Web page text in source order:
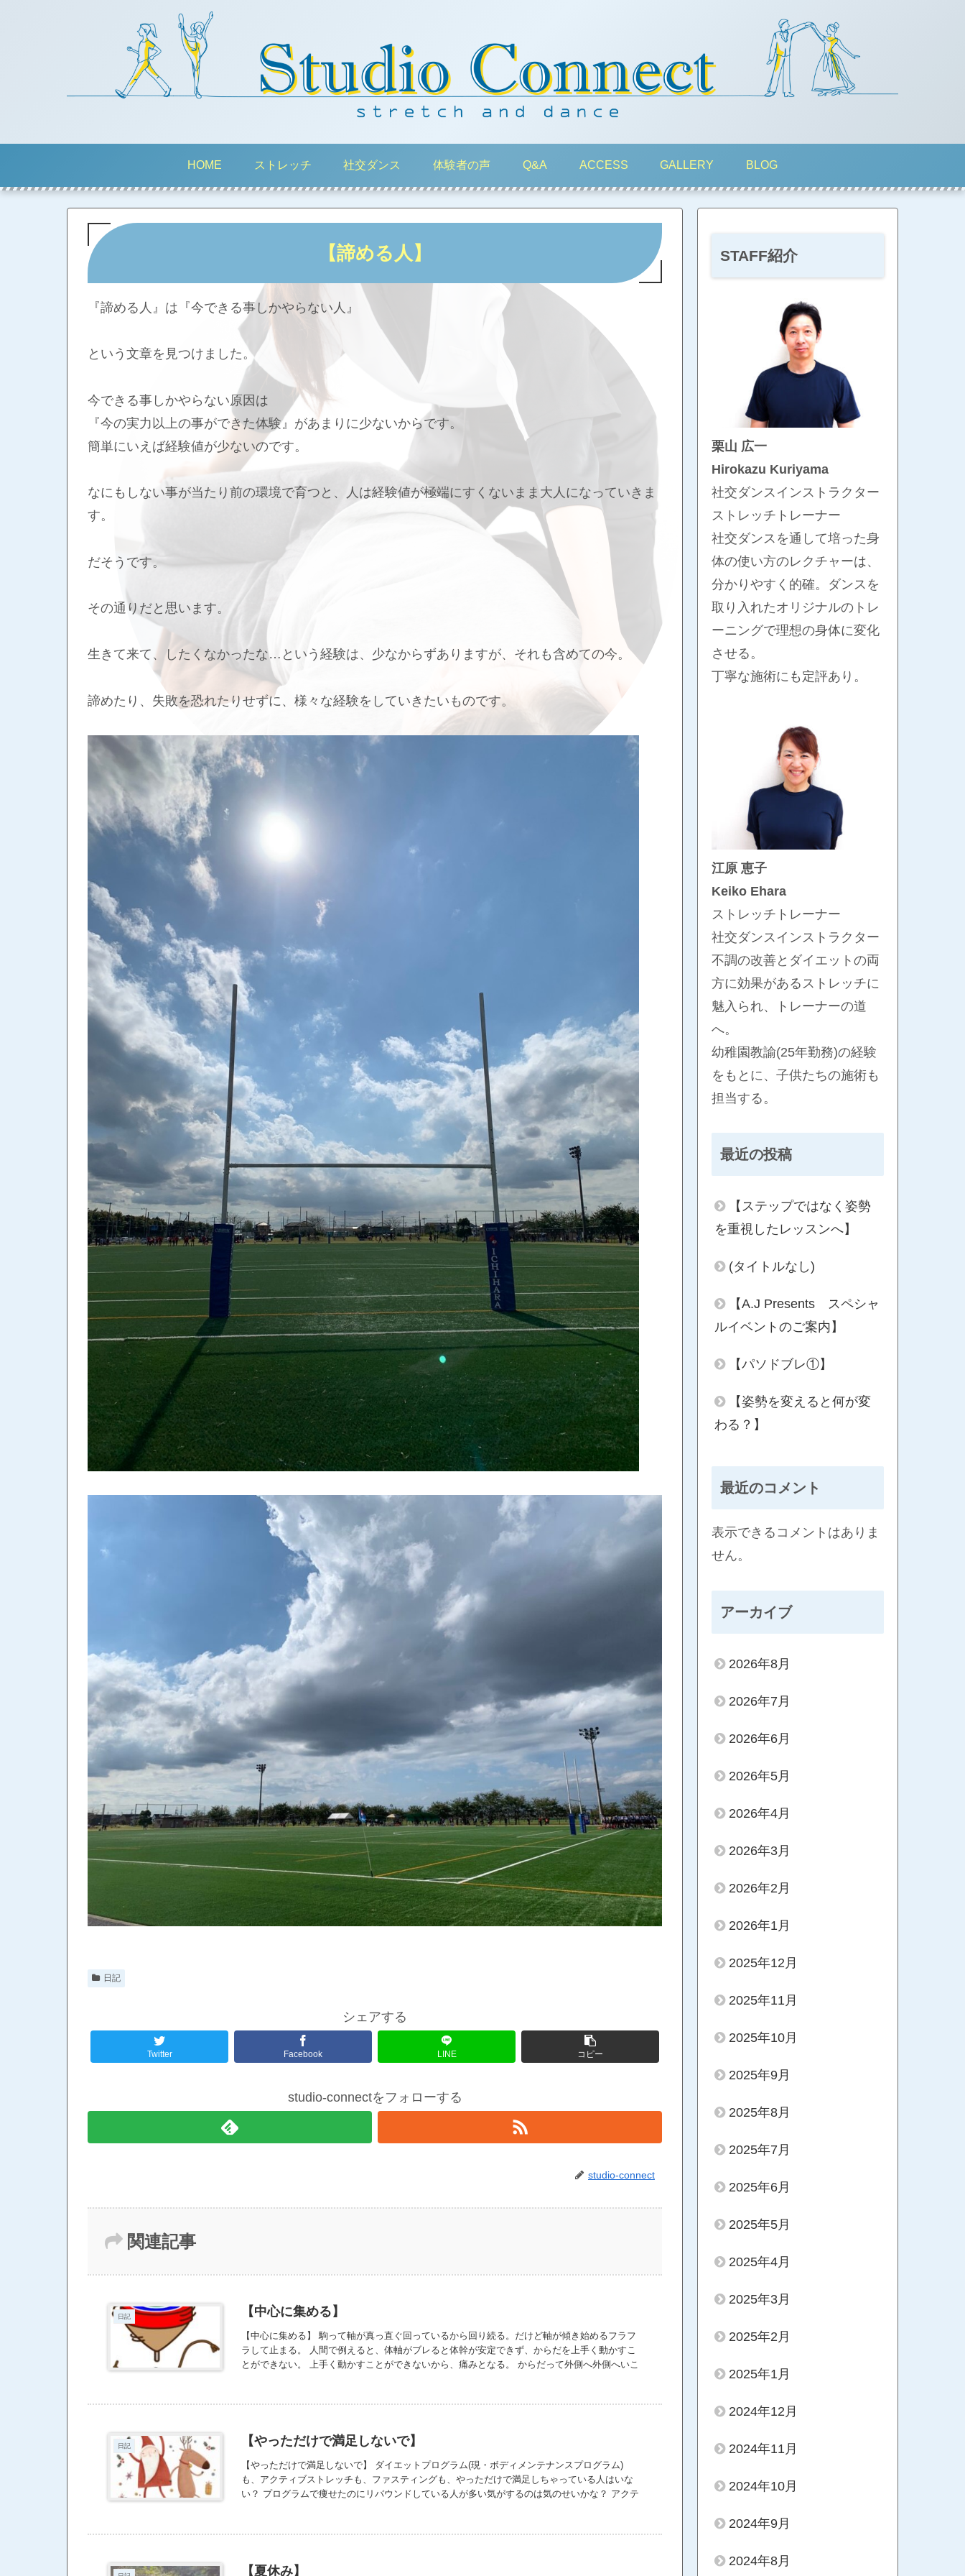
HOME ストレッチ 社交ダンス 体験者の声 Q&A ACCESS GALLERY BLOG
【諦める人】
『諦める人』は『今できる事しかやらない人』
という文章を見つけました。
今できる事しかやらない原因は
『今の実力以上の事ができた体験』があまりに少ないからです。
簡単にいえば経験値が少ないのです。
なにもしない事が当たり前の環境で育つと、人は経験値が極端にすくないまま大人になっていきま
す。
だそうです。
その通りだと思います。
生きて来て、したくなかったな…という経験は、少なからずありますが、それも含めての今。
諦めたり、失敗を恐れたりせずに、様々な経験をしていきたいものです。
日記
シェアする
Twitter Facebook LINE コピー
studio-connectをフォローする
studio-connect
関連記事
日記 【中心に集める】
【中心に集める】 駒って軸が真っ直ぐ回っているから回り続る。だけど軸が傾き始めるフラフ
ラして止まる。 人間で例えると、体軸がブレると体幹が安定できず、からだを上手く動かすこ
とができない。 上手く動かすことができないから、痛みとなる。 からだって外側へ外側へいこ
を回すのもコツがあるけど、中心に集めるのもコツがある。 駒回しができるまで何度も何度も
が咲き始めた。これからしばらくランニングの楽しみが増えるな。
日記 【やっただけで満足しないで】
【やっただけで満足しないで】 ダイエットプログラム(現・ボディメンテナンスプログラム)
も、アクティブストレッチも、ファスティングも、やっただけで満足しちゃっている人はいな
い？ プログラムで痩せたのにリバウンドしている人が多い気がするのは気のせいかな？ アクテ
ただけで満足しちゃうことが、往々にしてあるんだけど、折角やったのだから、それを継続で
のダイエットがお伝えできていなかったのだなと。 やったことだけでも素晴らしいことなんだ
【夏休み】
STAFF紹介
栗山 広一
Hirokazu Kuriyama
社交ダンスインストラクター
ストレッチトレーナー
社交ダンスを通して培った身
体の使い方のレクチャーは、
分かりやすく的確。ダンスを
取り入れたオリジナルのトレ
ーニングで理想の身体に変化
させる。
丁寧な施術にも定評あり。
江原 恵子
Keiko Ehara
ストレッチトレーナー
社交ダンスインストラクター
不調の改善とダイエットの両
方に効果があるストレッチに
魅入られ、トレーナーの道
へ。
幼稚園教諭(25年勤務)の経験
をもとに、子供たちの施術も
担当する。
最近の投稿
【ステップではなく姿勢
を重視したレッスンへ】
(タイトルなし)
【A.J Presents スペシャ
ルイベントのご案内】
【パソドブレ①】
【姿勢を変えると何が変
わる？】
最近のコメント
表示できるコメントはありま
せん。
アーカイブ
2026年8月
2026年7月
2026年6月
2026年5月
2026年4月
2026年3月
2026年2月
2026年1月
2025年12月
2025年11月
2025年10月
2025年9月
2025年8月
2025年7月
2025年6月
2025年5月
2025年4月
2025年3月
2025年2月
2025年1月
2024年12月
2024年11月
2024年10月
2024年9月
2024年8月